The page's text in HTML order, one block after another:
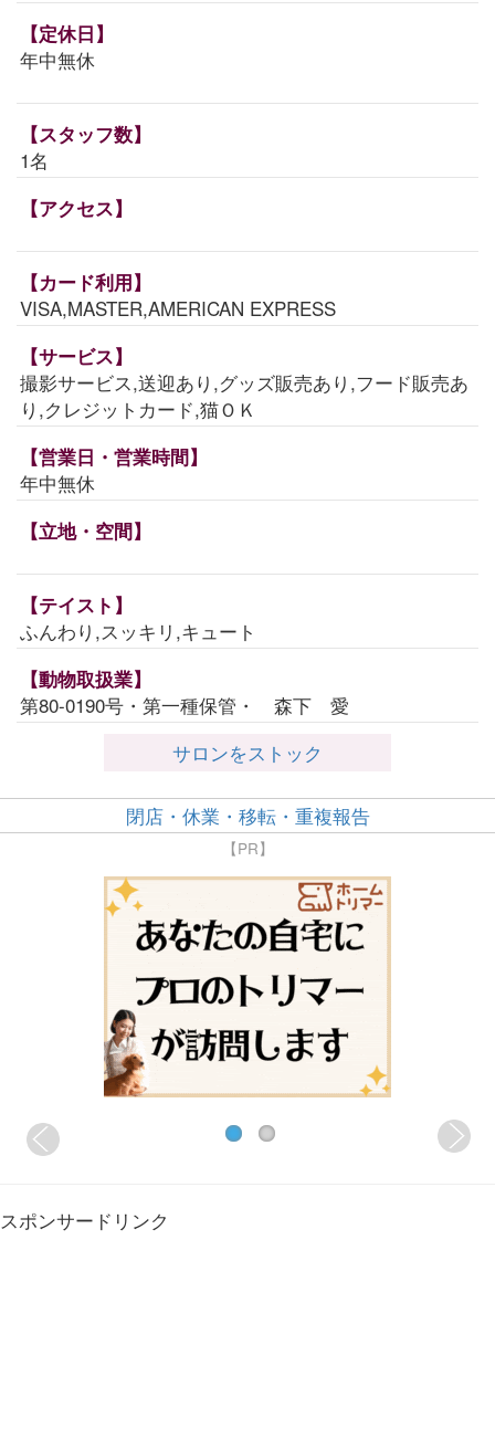
【定休日】
年中無休
【スタッフ数】
1名
【アクセス】
【カード利用】
VISA,MASTER,AMERICAN EXPRESS
【サービス】
撮影サービス,送迎あり,グッズ販売あり,フード販売あ
り,クレジットカード,猫ＯＫ
【営業日・営業時間】
年中無休
【立地・空間】
【テイスト】
ふんわり,スッキリ,キュート
【動物取扱業】
第80-0190号・第一種保管・ 森下 愛
サロンをストック
閉店・休業・移転・重複報告
【PR】
スポンサードリンク